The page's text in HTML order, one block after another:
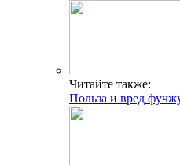
Читайте также:
Польза и вред